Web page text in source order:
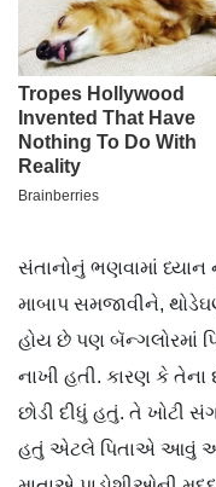
સંતાનોનું ભણવામાં ધ્યાન
માબાપ સમજાવીને,
હોય છે પણ બૅન્ગલોરમાં
નાખી હતી. કારણ કે
છોડી દીધું હતું. તે ખોટી
હતું એટલે પિતાએ આવું